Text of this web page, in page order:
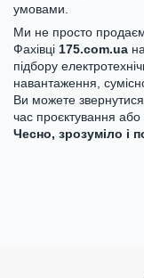
умовами.
Ми не просто
Фахівці 175.com.ua
підбору
навантаження,
Ви можете
час проєктування або
Чесно, зрозуміло і